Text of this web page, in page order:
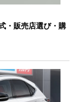
・販売店選び・購